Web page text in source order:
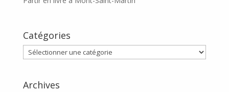
Catégories
Catégories
Archives